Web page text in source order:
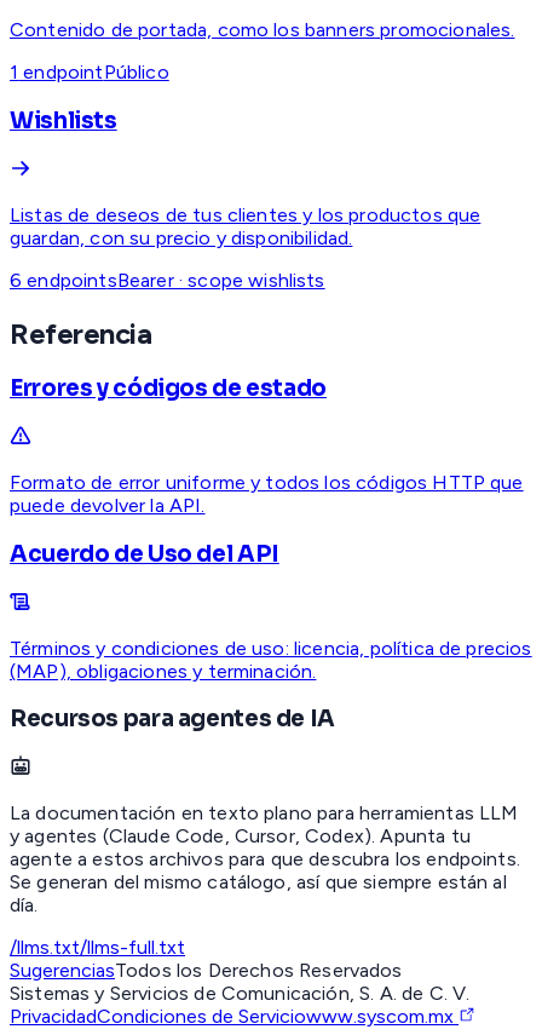
Contenido de portada, como los banners promocionales.
1 endpointPúblico
Wishlists
Listas de deseos de tus clientes y los productos que
guardan, con su precio y disponibilidad.
6 endpointsBearer · scope wishlists
Referencia
Errores y códigos de estado
Formato de error uniforme y todos los códigos HTTP que
puede devolver la API.
Acuerdo de Uso del API
Términos y condiciones de uso: licencia, política de precios
(MAP), obligaciones y terminación.
Recursos para agentes de IA
La documentación en texto plano para herramientas LLM
y agentes (Claude Code, Cursor, Codex). Apunta tu
agente a estos archivos para que descubra los endpoints.
Se generan del mismo catálogo, así que siempre están al
día.
/llms.txt/llms-full.txt
SugerenciasTodos los Derechos Reservados
Sistemas y Servicios de Comunicación, S. A. de C. V.
PrivacidadCondiciones de Serviciowww.syscom.mx